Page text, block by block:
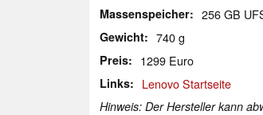
Massenspeicher 256 GB
Gewicht 740 g
Preis 1299 Euro
Links Lenovo Startseite
Hinweis: Der Hersteller kann